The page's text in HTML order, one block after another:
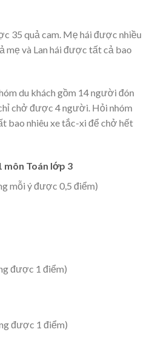
35 quả cam. Mẹ hái được nhiều
mẹ và Lan hái được tất cả bao
du khách gồm 14 người đón
chở được 4 người. Hỏi nhóm
bao nhiêu xe tắc-xi để chở hết
môn Toán lớp 3
mỗi ý được 0,5 điểm)
được 1 điểm)
được 1 điểm)